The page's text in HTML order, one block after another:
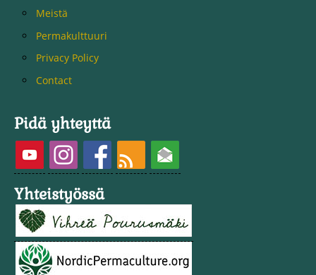
Meistä
Permakulttuuri
Privacy Policy
Contact
Pidä yhteyttä
Yhteistyössä